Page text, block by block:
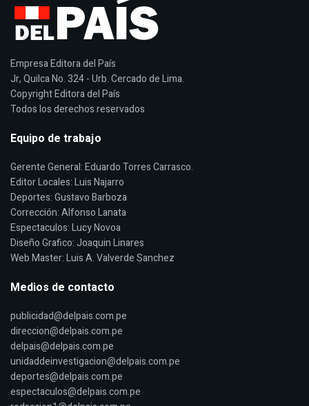
Empresa Editora del País
Jr, Quilca No. 324 - Urb. Cercado de Lima.
Copyright Editora del País
Todos los derechos reservados
Equipo de trabajo
Gerente General: Eduardo Torres Carrasco.
Editor Locales: Luis Najarro
Deportes: Gustavo Barboza
Corrección: Alfonso Lanata
Espectaculos: Lucy Novoa
Diseño Grafico: Joaquin Linares
Web Master: Luis A. Valverde Sanchez
Medios de contacto
publicidad@delpais.com.pe
direccion@delpais.com.pe
delpais@delpais.com.pe
unidaddeinvestigacion@delpais.com.pe
deportes@delpais.com.pe
espectaculos@delpais.com.pe